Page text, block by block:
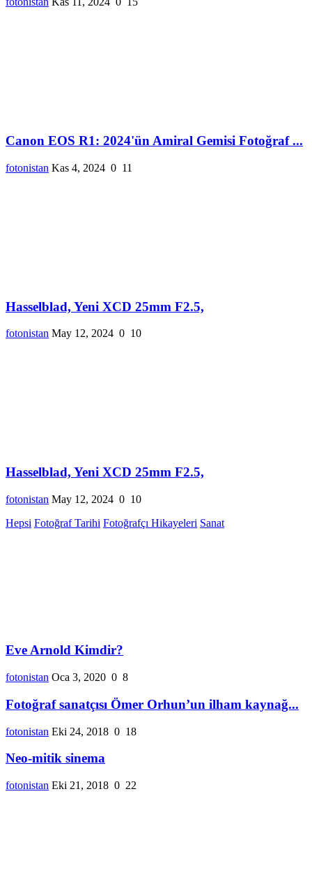
Canon EOS R1: 2024'ün Amiral Gemisi Fotoğraf ...
fotonistan Kas 4, 2024 0 11
Hasselblad, Yeni XCD 25mm F2.5,
fotonistan May 12, 2024 0 10
Hasselblad, Yeni XCD 25mm F2.5,
fotonistan May 12, 2024 0 10
Hepsi Fotoğraf Tarihi Fotoğrafçı Hikayeleri Sanat
Eve Arnold Kimdir?
fotonistan Oca 3, 2020 0 8
Fotoğraf sanatçısı Ömer Orhun’un ilham kaynağ...
fotonistan Eki 24, 2018 0 18
Neo-mitik sinema
fotonistan Eki 21, 2018 0 22